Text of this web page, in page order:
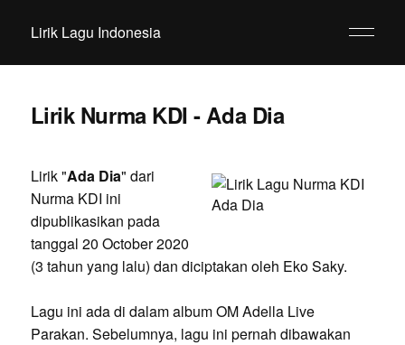
Lirik Lagu Indonesia
Lirik Nurma KDI - Ada Dia
Lirik "Ada Dia" dari
Nurma KDI ini
dipublikasikan pada
tanggal 20 October 2020
(3 tahun yang lalu) dan diciptakan oleh Eko Saky.
Lagu ini ada di dalam album OM Adella Live
Parakan. Sebelumnya, lagu ini pernah dibawakan